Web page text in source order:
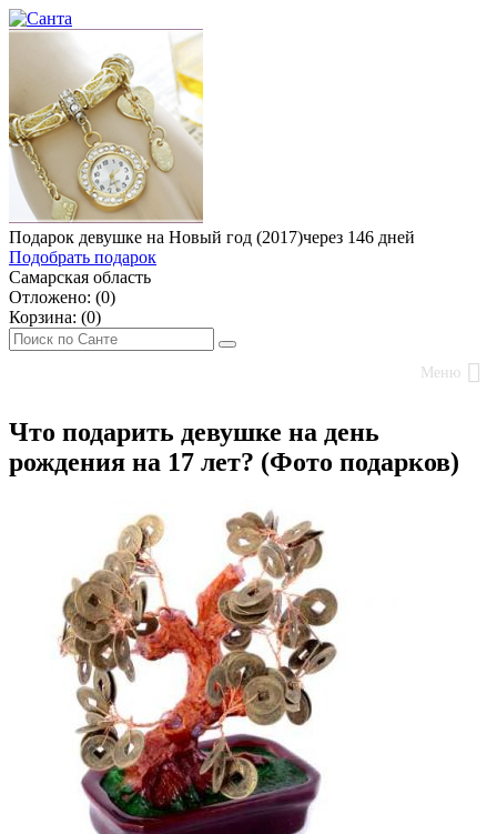
Подарок девушке на Новый год (2017)через 146 дней
Подобрать подарок
Самарская область
Отложено: (0)
Корзина: (0)
Меню
Что подарить девушке на день
рождения на 17 лет? (Фото подарков)